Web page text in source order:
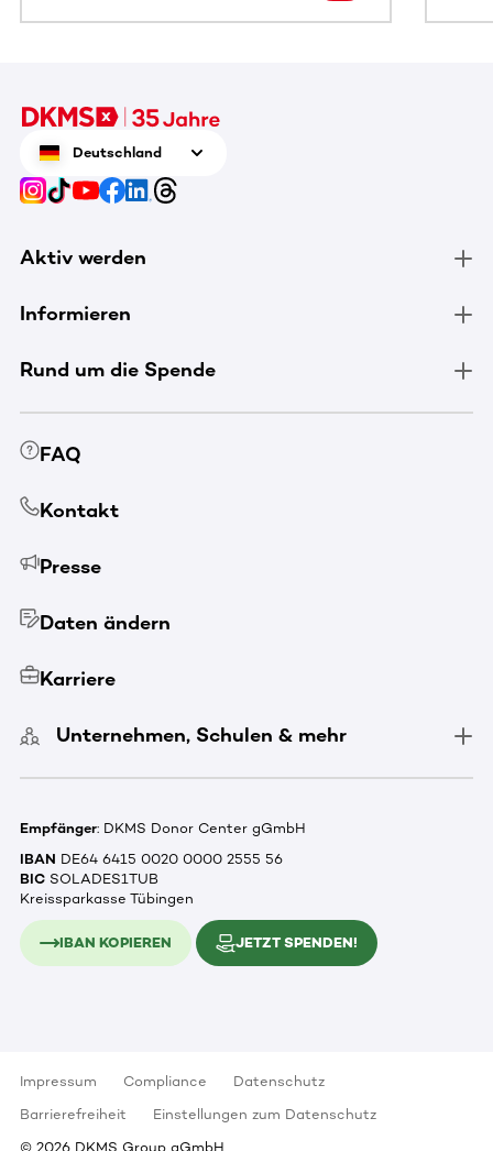
Deutschland
Aktiv werden
Informieren
Rund um die Spende
FAQ
Kontakt
Presse
Daten ändern
Karriere
Unternehmen, Schulen & mehr
Empfänger: DKMS Donor Center gGmbH
IBAN DE64 6415 0020 0000 2555 56
BIC SOLADES1TUB
Kreissparkasse Tübingen
IBAN KOPIEREN JETZT SPENDEN!
Impressum Compliance
Datenschutz
Barrierefreiheit
Einstellungen zum Datenschutz
© 2026 DKMS Group gGmbH